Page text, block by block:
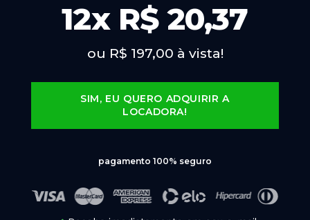
12x R$ 20,37
ou R$ 197,00 à vista!
SIM, EU QUERO ADQUIRIR A
LOCADORA!
pagamento 100% seguro